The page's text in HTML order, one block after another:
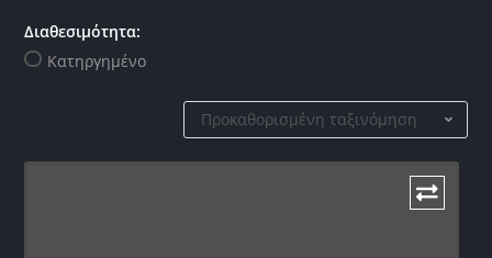
Διαθεσιμότητα:
Κατηργημένο
Προκαθορισμένη ταξινόμηση